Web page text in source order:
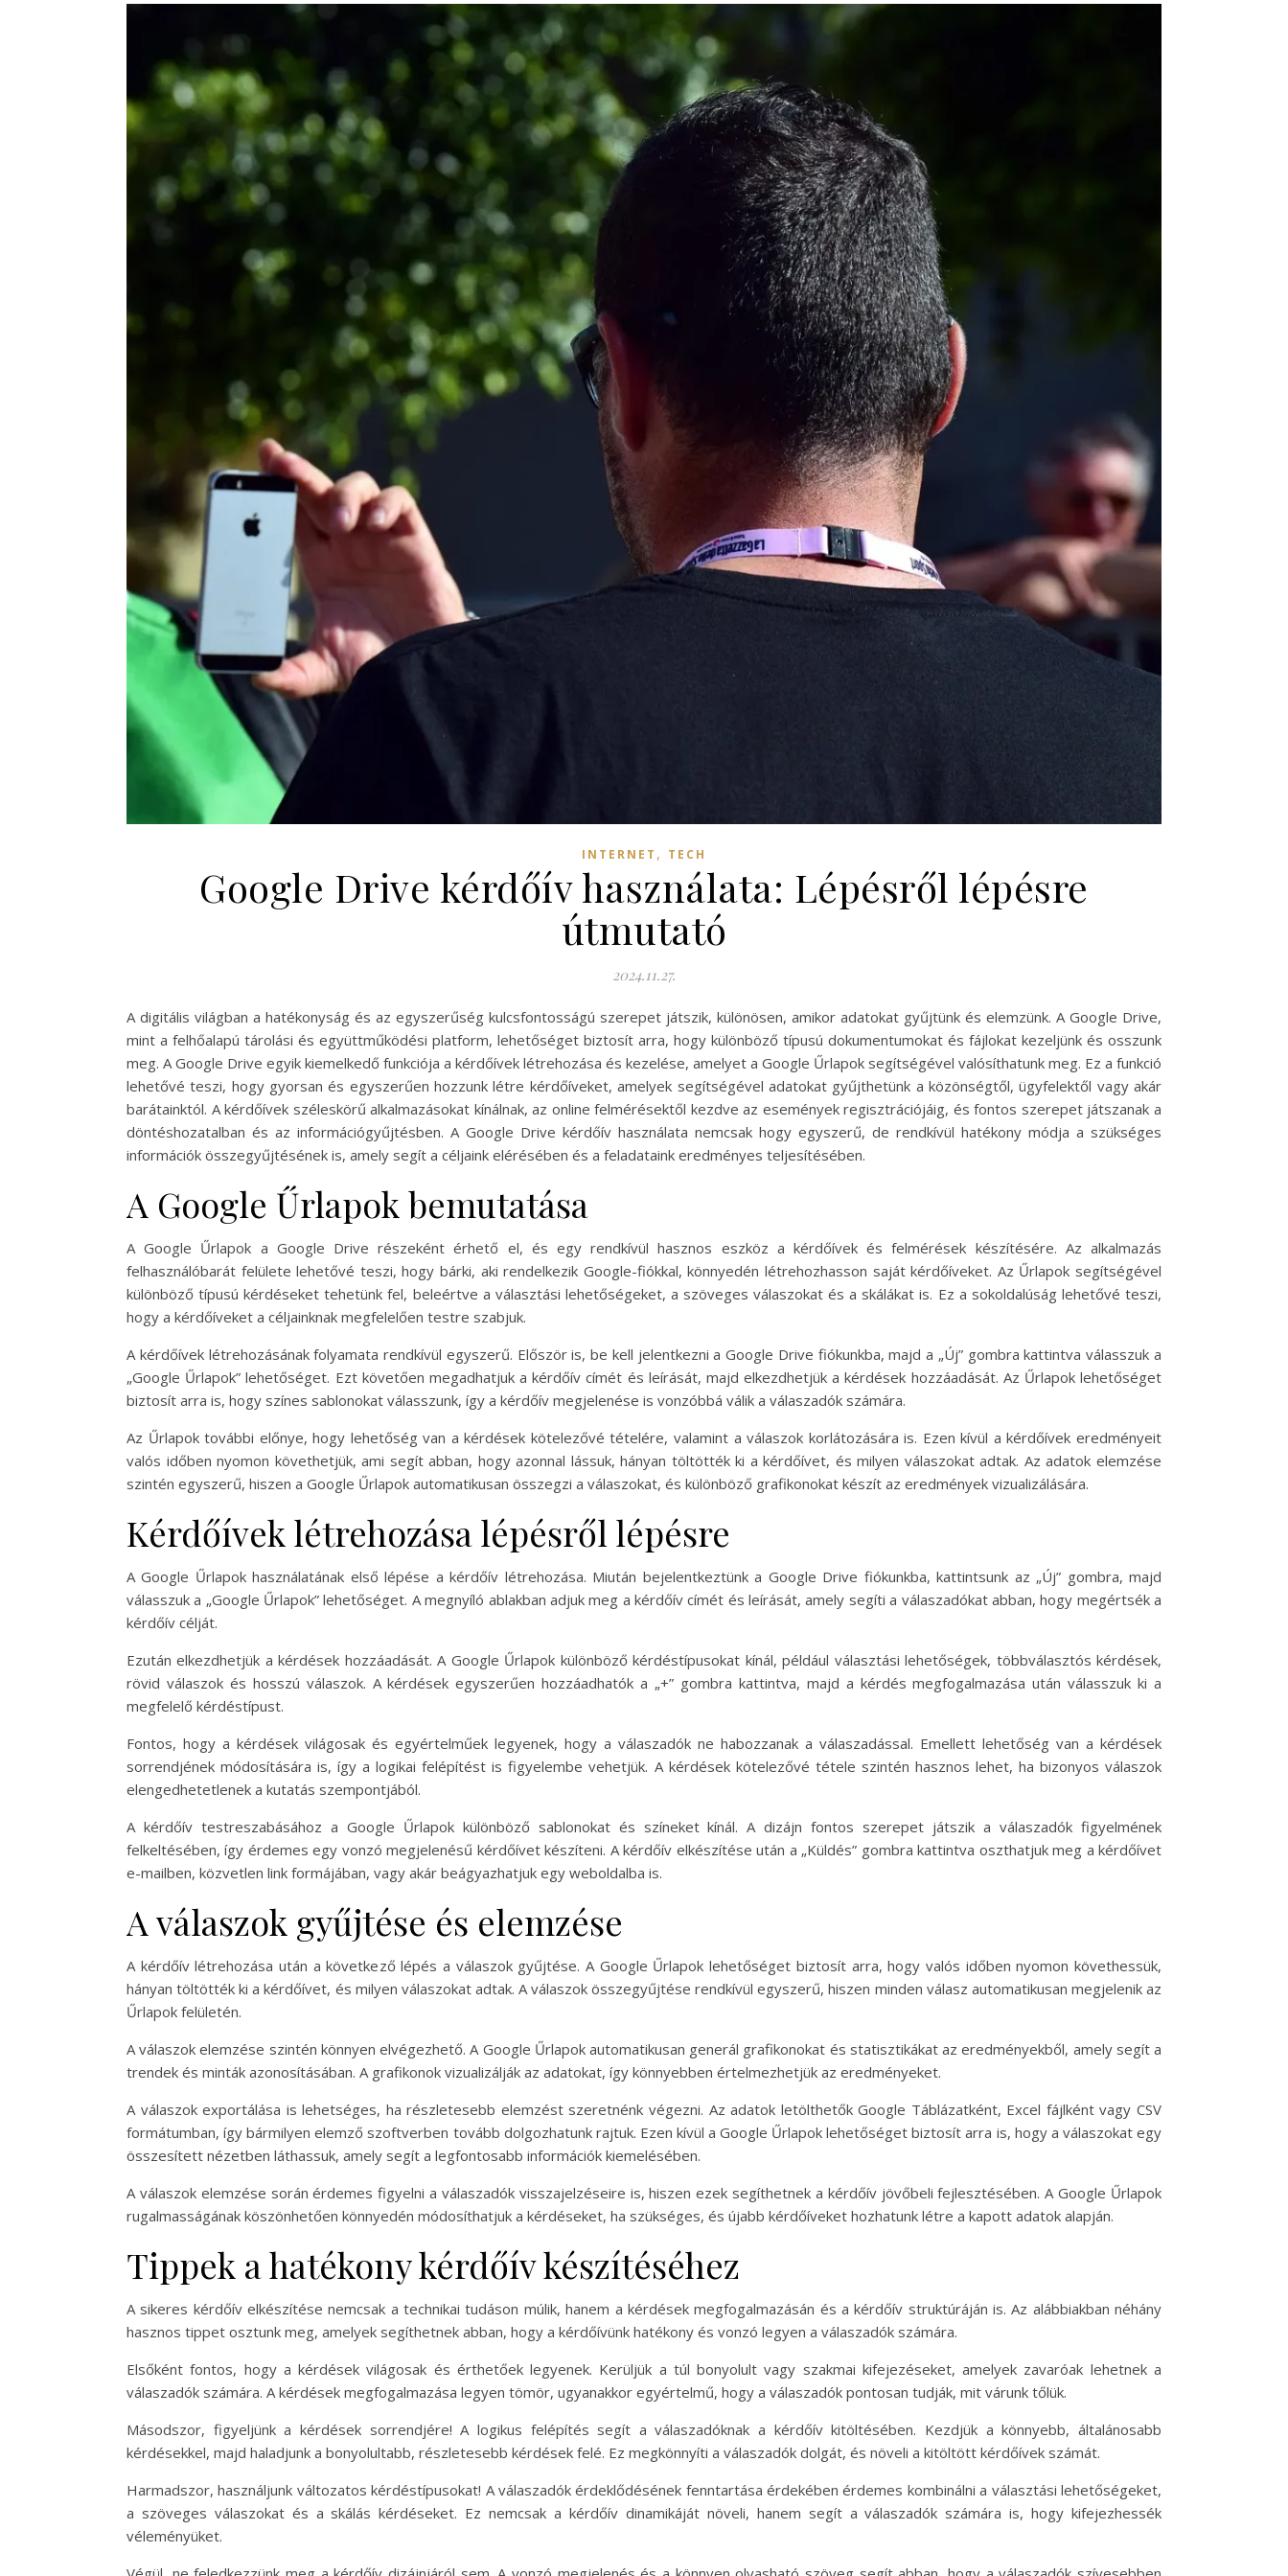
INTERNET , TECH
Google Drive kérdőív használata: Lépésről lépésre
útmutató
2024.11.27.
A digitális világban a hatékonyság és az egyszerűség kulcsfontosságú szerepet játszik, különösen, amikor adatokat gyűjtünk és elemzünk. A Google Drive,
mint a felhőalapú tárolási és együttműködési platform, lehetőséget biztosít arra, hogy különböző típusú dokumentumokat és fájlokat kezeljünk és osszunk
meg. A Google Drive egyik kiemelkedő funkciója a kérdőívek létrehozása és kezelése, amelyet a Google Űrlapok segítségével valósíthatunk meg. Ez a funkció
lehetővé teszi, hogy gyorsan és egyszerűen hozzunk létre kérdőíveket, amelyek segítségével adatokat gyűjthetünk a közönségtől, ügyfelektől vagy akár
barátainktól. A kérdőívek széleskörű alkalmazásokat kínálnak, az online felmérésektől kezdve az események regisztrációjáig, és fontos szerepet játszanak a
döntéshozatalban és az információgyűjtésben. A Google Drive kérdőív használata nemcsak hogy egyszerű, de rendkívül hatékony módja a szükséges
információk összegyűjtésének is, amely segít a céljaink elérésében és a feladataink eredményes teljesítésében.
A Google Űrlapok bemutatása
A Google Űrlapok a Google Drive részeként érhető el, és egy rendkívül hasznos eszköz a kérdőívek és felmérések készítésére. Az alkalmazás
felhasználóbarát felülete lehetővé teszi, hogy bárki, aki rendelkezik Google-fiókkal, könnyedén létrehozhasson saját kérdőíveket. Az Űrlapok segítségével
különböző típusú kérdéseket tehetünk fel, beleértve a választási lehetőségeket, a szöveges válaszokat és a skálákat is. Ez a sokoldalúság lehetővé teszi,
hogy a kérdőíveket a céljainknak megfelelően testre szabjuk.
A kérdőívek létrehozásának folyamata rendkívül egyszerű. Először is, be kell jelentkezni a Google Drive fiókunkba, majd a „Új” gombra kattintva válasszuk a
„Google Űrlapok” lehetőséget. Ezt követően megadhatjuk a kérdőív címét és leírását, majd elkezdhetjük a kérdések hozzáadását. Az Űrlapok lehetőséget
biztosít arra is, hogy színes sablonokat válasszunk, így a kérdőív megjelenése is vonzóbbá válik a válaszadók számára.
Az Űrlapok további előnye, hogy lehetőség van a kérdések kötelezővé tételére, valamint a válaszok korlátozására is. Ezen kívül a kérdőívek eredményeit
valós időben nyomon követhetjük, ami segít abban, hogy azonnal lássuk, hányan töltötték ki a kérdőívet, és milyen válaszokat adtak. Az adatok elemzése
szintén egyszerű, hiszen a Google Űrlapok automatikusan összegzi a válaszokat, és különböző grafikonokat készít az eredmények vizualizálására.
Kérdőívek létrehozása lépésről lépésre
A Google Űrlapok használatának első lépése a kérdőív létrehozása. Miután bejelentkeztünk a Google Drive fiókunkba, kattintsunk az „Új” gombra, majd
válasszuk a „Google Űrlapok” lehetőséget. A megnyíló ablakban adjuk meg a kérdőív címét és leírását, amely segíti a válaszadókat abban, hogy megértsék a
kérdőív célját.
Ezután elkezdhetjük a kérdések hozzáadását. A Google Űrlapok különböző kérdéstípusokat kínál, például választási lehetőségek, többválasztós kérdések,
rövid válaszok és hosszú válaszok. A kérdések egyszerűen hozzáadhatók a „+” gombra kattintva, majd a kérdés megfogalmazása után válasszuk ki a
megfelelő kérdéstípust.
Fontos, hogy a kérdések világosak és egyértelműek legyenek, hogy a válaszadók ne habozzanak a válaszadással. Emellett lehetőség van a kérdések
sorrendjének módosítására is, így a logikai felépítést is figyelembe vehetjük. A kérdések kötelezővé tétele szintén hasznos lehet, ha bizonyos válaszok
elengedhetetlenek a kutatás szempontjából.
A kérdőív testreszabásához a Google Űrlapok különböző sablonokat és színeket kínál. A dizájn fontos szerepet játszik a válaszadók figyelmének
felkeltésében, így érdemes egy vonzó megjelenésű kérdőívet készíteni. A kérdőív elkészítése után a „Küldés” gombra kattintva oszthatjuk meg a kérdőívet
e-mailben, közvetlen link formájában, vagy akár beágyazhatjuk egy weboldalba is.
A válaszok gyűjtése és elemzése
A kérdőív létrehozása után a következő lépés a válaszok gyűjtése. A Google Űrlapok lehetőséget biztosít arra, hogy valós időben nyomon követhessük,
hányan töltötték ki a kérdőívet, és milyen válaszokat adtak. A válaszok összegyűjtése rendkívül egyszerű, hiszen minden válasz automatikusan megjelenik az
Űrlapok felületén.
A válaszok elemzése szintén könnyen elvégezhető. A Google Űrlapok automatikusan generál grafikonokat és statisztikákat az eredményekből, amely segít a
trendek és minták azonosításában. A grafikonok vizualizálják az adatokat, így könnyebben értelmezhetjük az eredményeket.
A válaszok exportálása is lehetséges, ha részletesebb elemzést szeretnénk végezni. Az adatok letölthetők Google Táblázatként, Excel fájlként vagy CSV
formátumban, így bármilyen elemző szoftverben tovább dolgozhatunk rajtuk. Ezen kívül a Google Űrlapok lehetőséget biztosít arra is, hogy a válaszokat egy
összesített nézetben láthassuk, amely segít a legfontosabb információk kiemelésében.
A válaszok elemzése során érdemes figyelni a válaszadók visszajelzéseire is, hiszen ezek segíthetnek a kérdőív jövőbeli fejlesztésében. A Google Űrlapok
rugalmasságának köszönhetően könnyedén módosíthatjuk a kérdéseket, ha szükséges, és újabb kérdőíveket hozhatunk létre a kapott adatok alapján.
Tippek a hatékony kérdőív készítéséhez
A sikeres kérdőív elkészítése nemcsak a technikai tudáson múlik, hanem a kérdések megfogalmazásán és a kérdőív struktúráján is. Az alábbiakban néhány
hasznos tippet osztunk meg, amelyek segíthetnek abban, hogy a kérdőívünk hatékony és vonzó legyen a válaszadók számára.
Elsőként fontos, hogy a kérdések világosak és érthetőek legyenek. Kerüljük a túl bonyolult vagy szakmai kifejezéseket, amelyek zavaróak lehetnek a
válaszadók számára. A kérdések megfogalmazása legyen tömör, ugyanakkor egyértelmű, hogy a válaszadók pontosan tudják, mit várunk tőlük.
Másodszor, figyeljünk a kérdések sorrendjére! A logikus felépítés segít a válaszadóknak a kérdőív kitöltésében. Kezdjük a könnyebb, általánosabb
kérdésekkel, majd haladjunk a bonyolultabb, részletesebb kérdések felé. Ez megkönnyíti a válaszadók dolgát, és növeli a kitöltött kérdőívek számát.
Harmadszor, használjunk változatos kérdéstípusokat! A válaszadók érdeklődésének fenntartása érdekében érdemes kombinálni a választási lehetőségeket,
a szöveges válaszokat és a skálás kérdéseket. Ez nemcsak a kérdőív dinamikáját növeli, hanem segít a válaszadók számára is, hogy kifejezhessék
véleményüket.